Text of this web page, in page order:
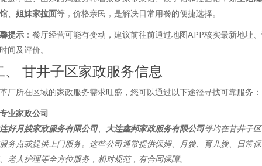
姐妹家拉面等，价格亲民，是解决日常用餐的便捷选择。
提示 ：餐厅经营可能有变动，建议前往前通过地图APP核实最新地址
间及评价。
、 甘井子区家政服务信息
厂所在区域的家政服务需求旺盛，您可以通过以下途径寻找可靠服务：
业家政公司
好月嫂家政服务有限公司、 大连鑫邦家政服务有限公司等均在甘井子
务点或提供上门服务。这些公司通常提供保姆、月嫂、育儿嫂、日常保
老人护理等全方位服务，相对规范，有合同保障。